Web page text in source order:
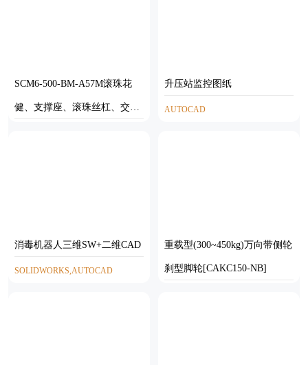
SCM6-500-BM-A57M滚珠花
健、支撑座、滚珠丝杠、交叉
升压站监控图纸
AUTOCAD
消毒机器人三维SW+二维CAD
SOLIDWORKS,AUTOCAD
重载型(300~450kg)万向带侧轮
刹型脚轮[CAKC150-NB]